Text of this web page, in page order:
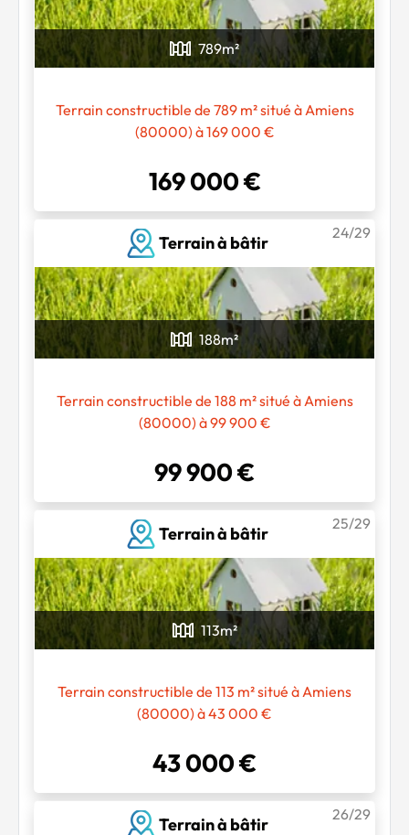
789m²
Terrain constructible de 789 m² situé à Amiens
(80000) à 169 000 €
169 000 €
Terrain à bâtir
24/29
188m²
Terrain constructible de 188 m² situé à Amiens
(80000) à 99 900 €
99 900 €
Terrain à bâtir
25/29
113m²
Terrain constructible de 113 m² situé à Amiens
(80000) à 43 000 €
43 000 €
Terrain à bâtir
26/29